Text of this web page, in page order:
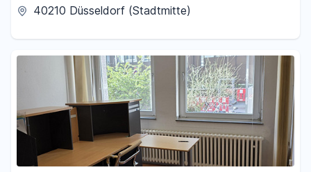
Meeting CoWorkingSpace, Asia Viertel im CBD
40210 Düsseldorf (Stadtmitte)